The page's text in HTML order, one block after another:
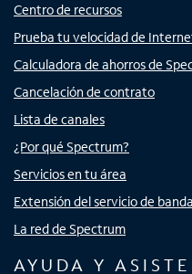
Centro de recursos
Prueba tu velocidad de
Calculadora de ahorros de
Cancelación de contrato
Lista de canales
¿Por qué Spectrum?
Servicios en tu área
Extensión del servicio de
La red de Spectrum
AYUDA Y